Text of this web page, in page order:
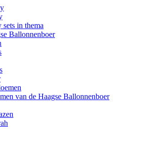
in thema
Ballonnenboer
van de Haagse Ballonnenboer